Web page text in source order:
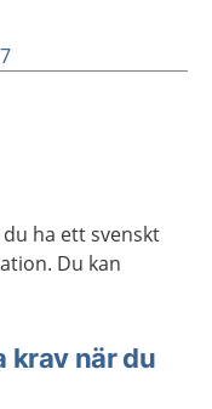
ha ett svenskt
Du kan
krav när du